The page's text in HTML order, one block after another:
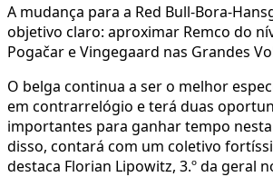
A mudança para a Red Bull-Bora-
objetivo claro: aproximar Remco do
Pogačar e Vingegaard nas Grandes
O belga continua a ser o melhor
em contrarrelógio e terá duas
importantes para ganhar tempo
disso, contará com um coletivo
destaca Florian Lipowitz, 3.º da geral